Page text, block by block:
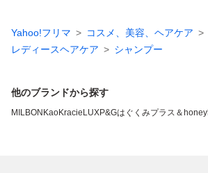
Yahoo!フリマ
コスメ、美容、ヘアケア
レディースヘアケア
シャンプー
他のブランドから探す
MILBON KaoKracie LUXP&Gはぐくみプラス ＆honey